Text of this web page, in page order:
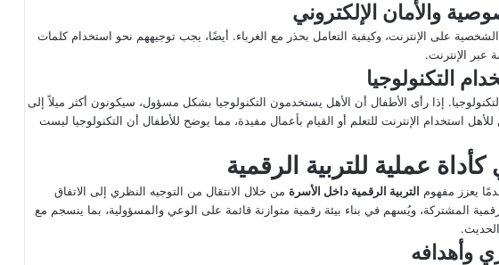
على الإنترنت، وكيفية التعامل بحذر مع الغرباء. أيضًا، يجب توجيههم نحو استخدام كلمات
عبر الإنترنت.
إذا رأى الأطفال أن الأهل يستخدمون التكنولوجيا بشكل مسؤول، سيكونون أكثر ميلاً إلى
استخدام الإنترنت للتعلم أو القيام بأعمال مفيدة، مما يوضح للأطفال أن التكنولوجيا ليست
عملية للتربية الرقمية
يعزز مفهوم التربية الرقمية داخل الأسرة من خلال الانتقال من التوجيه النظري إلى الاتفاق
المشتركة، ويُسهم في بناء بيئة رقمية متوازنة قائمة على الوعي والمسؤولية، بما ينسجم مع
وأهدافه